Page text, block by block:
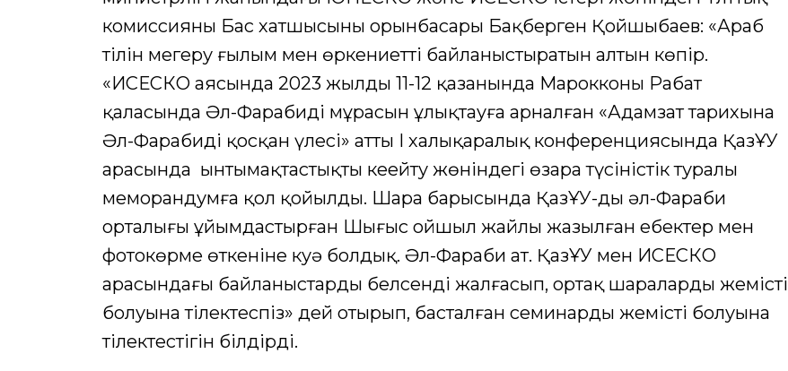
комиссияның Бас хатшысының орынбасары Бақберген Қойшыбаев: «Араб
тілін меңгеру ғылым мен өркениетті байланыстыратын алтын көпір.
«ИСЕСКО аясында 2023 жылдың 11-12 қазанында Марокконың Рабат
қаласында Әл-Фарабидің мұрасын ұлықтауға арналған «Адамзат тарихына
Әл-Фарабидің қосқан үлесі» атты I халықаралық конференциясында ҚазҰУ
арасында ынтымақтастықты кеңейту жөніндегі өзара түсіністік туралы
меморандумға қол қойылды. Шара барысында ҚазҰУ-дың әл-Фараби
орталығы ұйымдастырған Шығыс ойшыл жайлы жазылған еңбектер мен
фотокөрме өткеніне куә болдық. Әл-Фараби ат. ҚазҰУ мен ИСЕСКО
арасындағы байланыстардың белсенді жалғасып, ортақ шаралардың жемісті
болуына тілектеспіз» дей отырып, басталған семинардың жемісті болуына
тілектестігін білдірді.